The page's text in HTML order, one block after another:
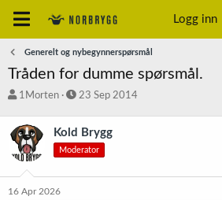
Logg inn
Generelt og nybegynnerspørsmål
Tråden for dumme spørsmål.
T
å
d
s
a
r
1Morten
S
t
a
23 Sep 2014
Kold Brygg
Moderator
16 Apr 2026